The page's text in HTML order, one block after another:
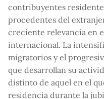
contribuyentes
procedentes del
creciente relevancia en
internacional. La
migratorios y el
que desarrollan su
distinto de aquel en el
residencia durante la